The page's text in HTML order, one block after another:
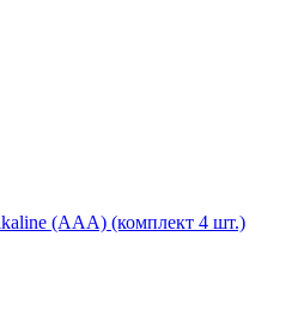
(AAA) (комплект 4 шт.)